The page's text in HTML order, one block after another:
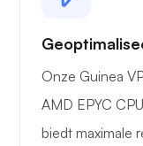
Onze Guinea
AMD EPYC
biedt maximale